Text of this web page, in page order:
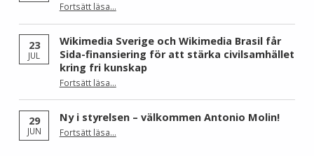
Fortsätt läsa“Skåne dominerar årets Wiki Loves Earth – här är kommunerna med flest bilder”
…
23
JUL
Wikimedia Sverige och Wikimedia Brasil får
Sida-finansiering för att stärka civilsamhället
kring fri kunskap
Fortsätt läsa“Wikimedia Sverige och Wikimedia Brasil får Sida-finansiering för att stärka civilsamhället kring fri kunskap”
…
29
JUN
Ny i styrelsen – välkommen Antonio Molin!
Fortsätt läsa“Ny i styrelsen – välkommen Antonio Molin!”
…